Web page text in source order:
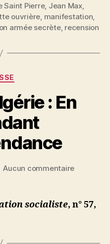
:
Métro
Charonne »
Saint Pierre, Jean Max,
ouvrière, manifestation,
armée secrète, recension
Catégories
: En
de
a
r
S
N
ji
Aucun commentairesur
socialiste, n° 57,